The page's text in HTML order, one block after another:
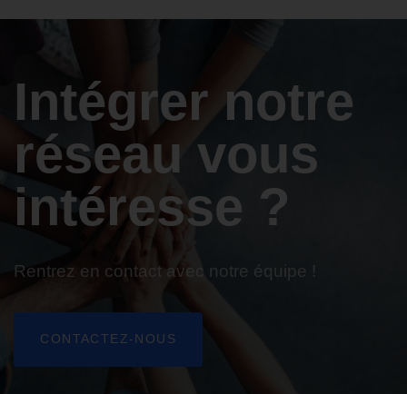
Intégrer notre
réseau vous
intéresse ?
Rentrez en contact avec notre équipe !
C ONTACTEZ-N OU S